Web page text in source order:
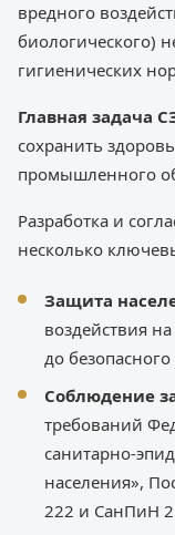
вредного
биологического)
гигиенических
Главная задача
сохранить
промышленного
Разработка и
несколько
Защита
воздействия
до
Соблюдение
требований
санитарно-
населения»,
222 и СанПиН